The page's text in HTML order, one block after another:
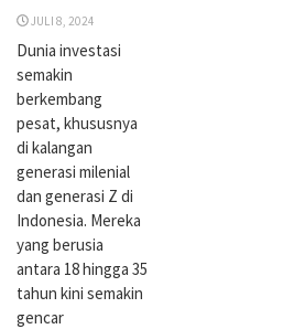
JULI 8, 2024
Dunia investasi
semakin
berkembang
pesat, khususnya
di kalangan
generasi milenial
dan generasi Z di
Indonesia. Mereka
yang berusia
antara 18 hingga 35
tahun kini semakin
gencar